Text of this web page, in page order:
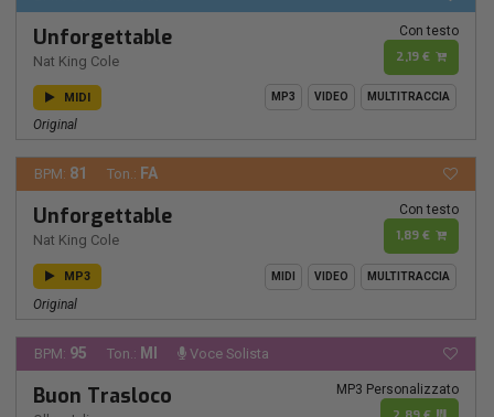
Unforgettable
Nat King Cole
Con testo
2,19 €
MIDI MP3 VIDEO MULTITRACCIA
Original
BPM: 81 Ton.: FA
Unforgettable
Nat King Cole
Con testo
1,89 €
MP3 MIDI VIDEO MULTITRACCIA
Original
BPM: 95 Ton.: MI Voce Solista
Buon Trasloco MP3 Personalizzato